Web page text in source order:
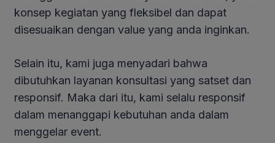
konsep kegiatan yang fleksibel dan dapat
disesuaikan dengan value yang anda inginkan.
Selain itu, kami juga menyadari bahwa
dibutuhkan layanan konsultasi yang satset dan
responsif. Maka dari itu, kami selalu responsif
dalam menanggapi kebutuhan anda dalam
menggelar event.